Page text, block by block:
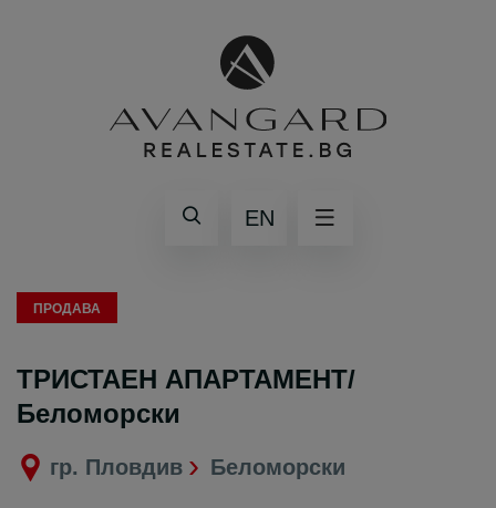
EN
ПРОДАВА
ТРИСТАЕН АПАРТАМЕНТ/
Беломорски
гр. Пловдив Беломорски